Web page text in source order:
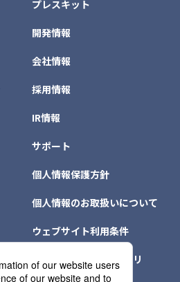
プレスキット
開発情報
会社情報
採用情報
IR情報
サポート
個人情報保護方針
個人情報のお取扱いについて
ウェブサイト利用条件
クッキー（Cookie）ポリ
シー